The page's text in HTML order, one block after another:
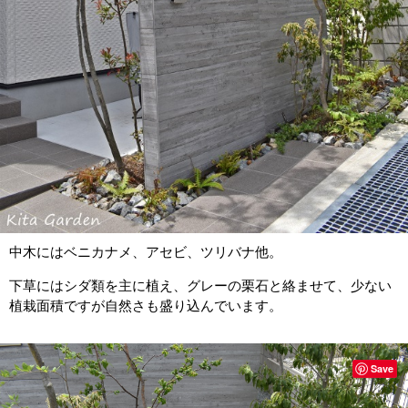
中木にはベニカナメ、アセビ、ツリバナ他。
下草にはシダ類を主に植え、グレーの栗石と絡ませて、少ない
植栽面積ですが自然さも盛り込んでいます。
Save